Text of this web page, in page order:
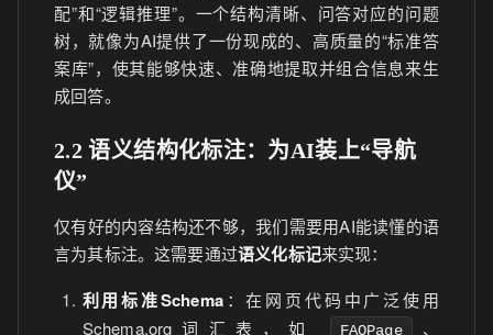
配”和“逻辑推理”。一个结构清晰、问答对应的问题
树，就像为AI提供了一份现成的、高质量的“标准答
案库”，使其能够快速、准确地提取并组合信息来生
成回答。
2.2 语义结构化标注：为AI装上“导航
仪”
仅有好的内容结构还不够，我们需要用AI能读懂的语
言为其标注。这需要通过语义化标记来实现：
利用标准Schema：在网页代码中广泛使用
Schema.org词汇表，如
FAQPage 、